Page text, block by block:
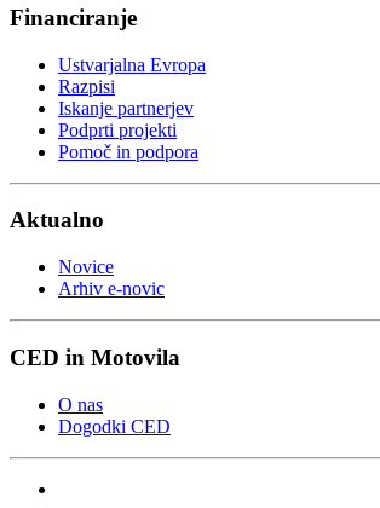
Financiranje
Ustvarjalna Evropa
Razpisi
Iskanje partnerjev
Podprti projekti
Pomoč in podpora
Aktualno
Novice
Arhiv e-novic
CED in Motovila
O nas
Dogodki CED